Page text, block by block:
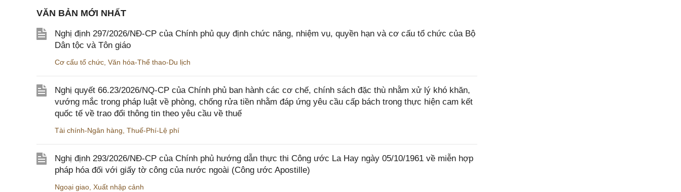
VĂN BẢN MỚI NHẤT
Nghị định 297/2026/NĐ-CP của Chính phủ quy định chức năng, nhiệm vụ, quyền hạn và cơ cấu tổ chức của Bộ
Dân tộc và Tôn giáo
Cơ cấu tổ chức, Văn hóa-Thể thao-Du lịch
Nghị quyết 66.23/2026/NQ-CP của Chính phủ ban hành các cơ chế, chính sách đặc thù nhằm xử lý khó khăn,
vướng mắc trong pháp luật về phòng, chống rửa tiền nhằm đáp ứng yêu cầu cấp bách trong thực hiện cam kết
quốc tế về trao đổi thông tin theo yêu cầu về thuế
Tài chính-Ngân hàng, Thuế-Phí-Lệ phí
Nghị định 293/2026/NĐ-CP của Chính phủ hướng dẫn thực thi Công ước La Hay ngày 05/10/1961 về miễn hợp
pháp hóa đối với giấy tờ công của nước ngoài (Công ước Apostille)
Ngoại giao, Xuất nhập cảnh